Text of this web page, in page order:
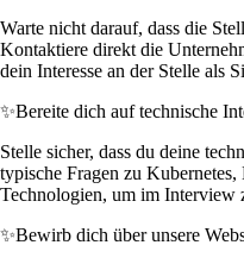
Warte nicht darauf, dass die
Kontaktiere direkt die
dein Interesse an der Stelle als
✨Bereite dich auf technische
Stelle sicher, dass du deine
typische Fragen zu
Technologien, um im Interview
✨Bewirb dich über unsere